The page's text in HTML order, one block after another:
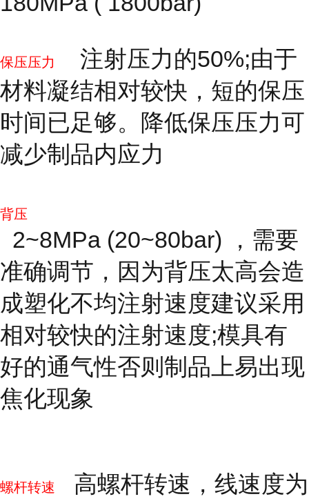
保压压力
注射压力的50%;由于
材料凝结相对较快，短的保压
时间已足够。降低保压压力可
减少制品内应力
背压
2~8MPa (20~80bar) ，需要
准确调节，因为背压太高会造
成塑化不均注射速度建议采用
相对较快的注射速度;模具有
好的通气性否则制品上易出现
焦化现象
螺杆转速
高螺杆转速，线速度为